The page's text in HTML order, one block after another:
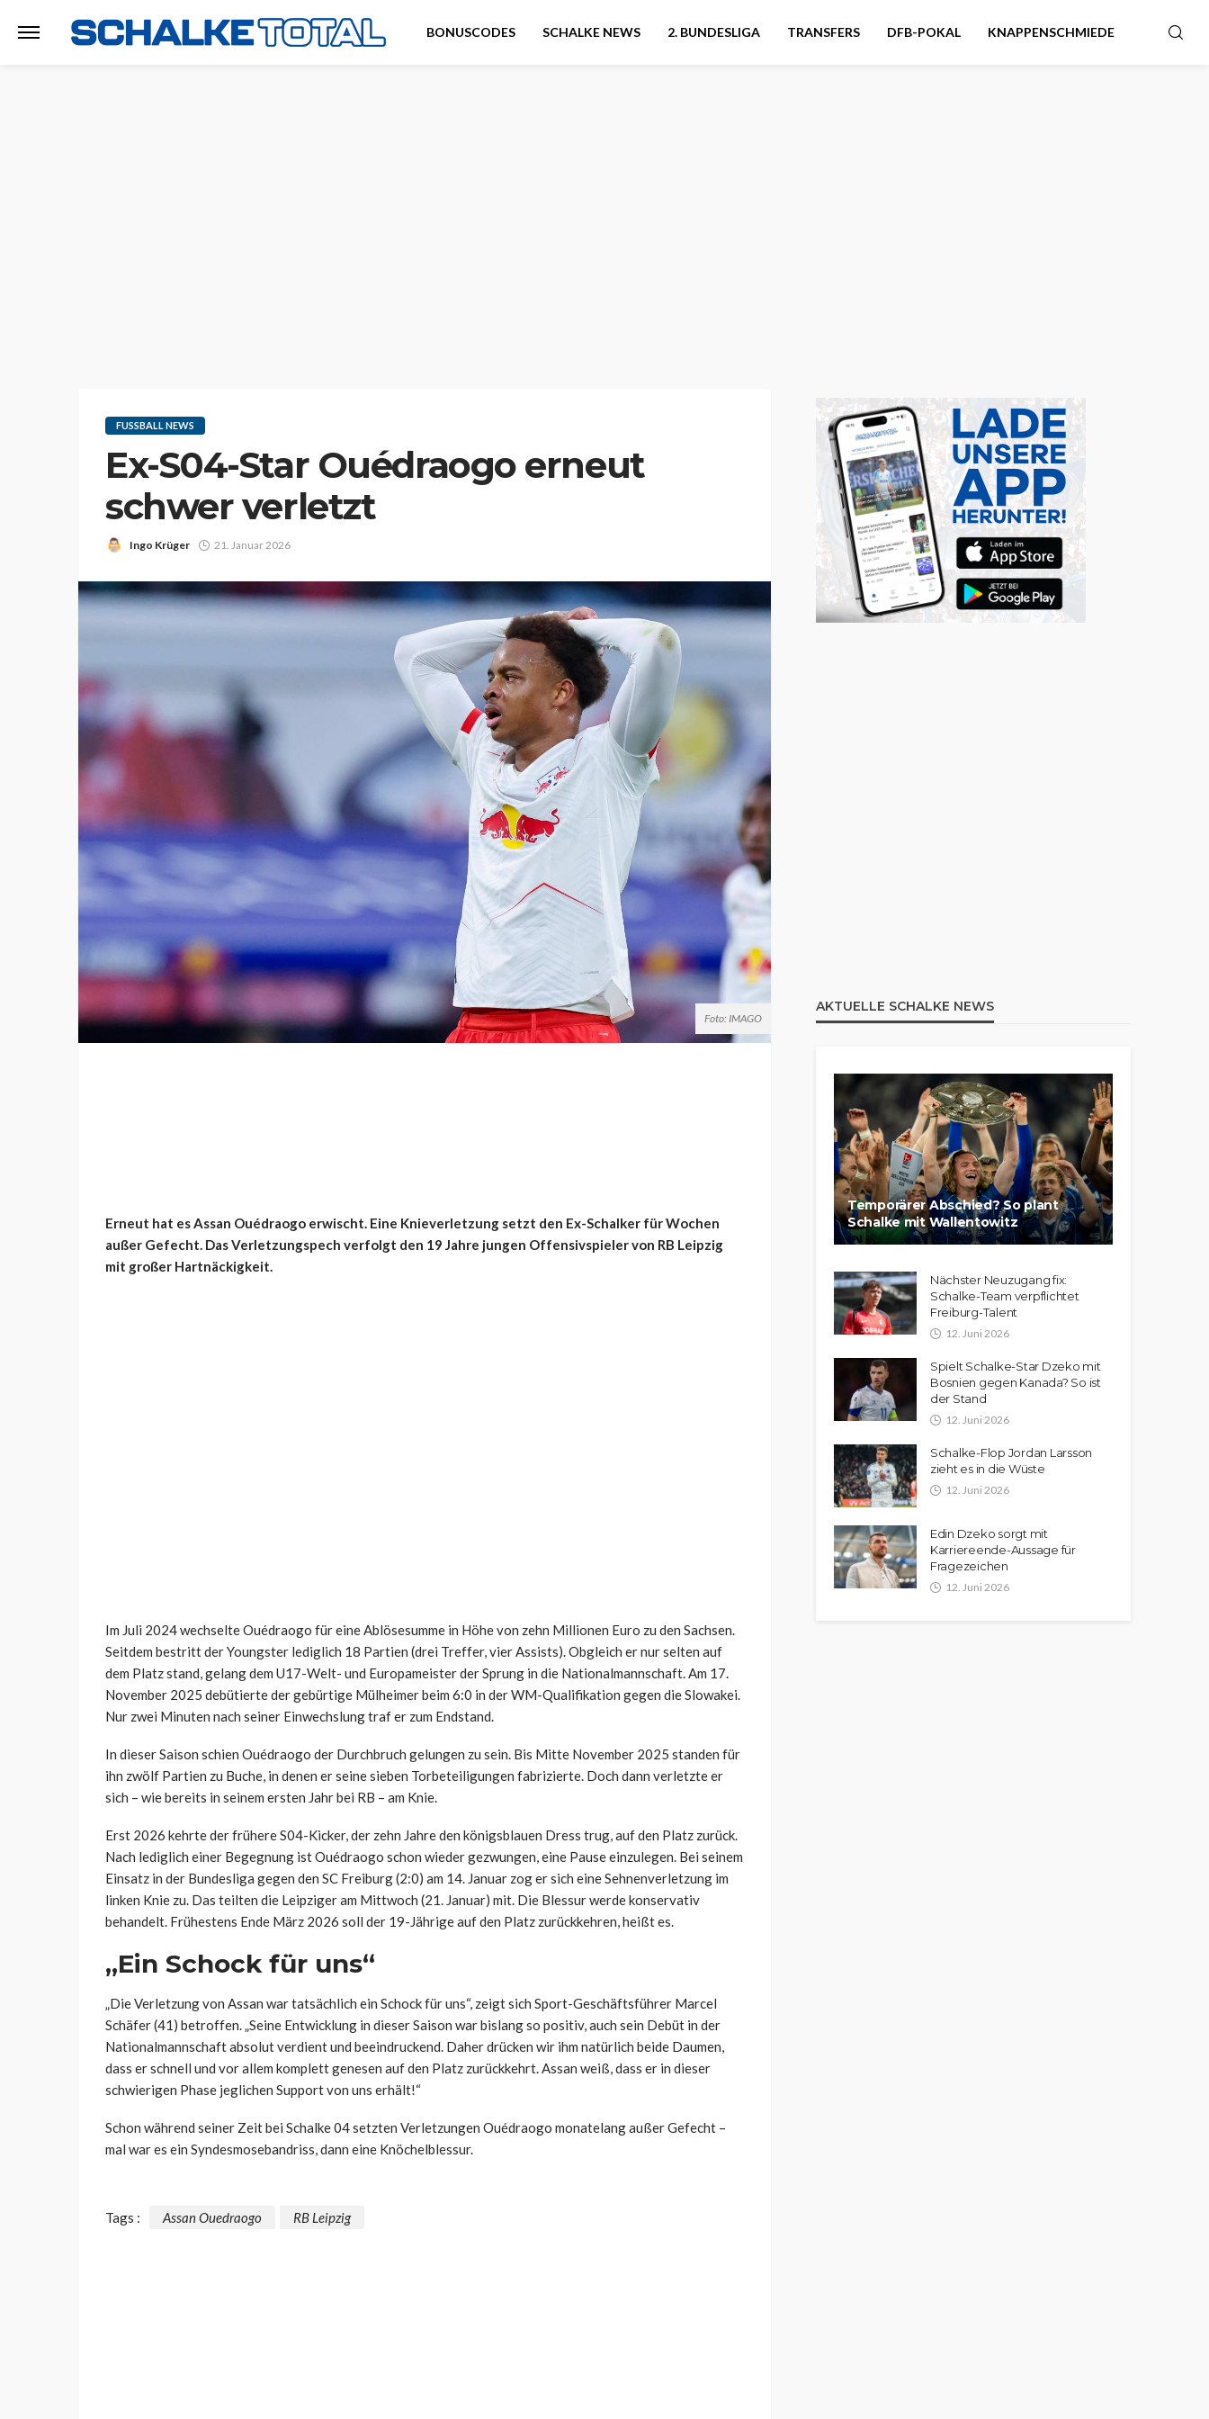
BONUSCODES SCHALKE NEWS 2. BUNDESLIGA TRANSFERS DFB-POKAL KNAPPENSCHMIEDE
FUSSBALL NEWS
Ex-S04-Star Ouédraogo erneut
schwer verletzt
Ingo Krüger 21. Januar 2026
Foto: IMAGO
Erneut hat es Assan Ouédraogo erwischt. Eine Knieverletzung setzt den Ex-Schalker für Wochen
außer Gefecht. Das Verletzungspech verfolgt den 19 Jahre jungen Offensivspieler von RB Leipzig
mit großer Hartnäckigkeit.
Im Juli 2024 wechselte Ouédraogo für eine Ablösesumme in Höhe von zehn Millionen Euro zu den Sachsen.
Seitdem bestritt der Youngster lediglich 18 Partien (drei Treffer, vier Assists). Obgleich er nur selten auf
dem Platz stand, gelang dem U17-Welt- und Europameister der Sprung in die Nationalmannschaft. Am 17.
November 2025 debütierte der gebürtige Mülheimer beim 6:0 in der WM-Qualifikation gegen die Slowakei.
Nur zwei Minuten nach seiner Einwechslung traf er zum Endstand.
In dieser Saison schien Ouédraogo der Durchbruch gelungen zu sein. Bis Mitte November 2025 standen für
ihn zwölf Partien zu Buche, in denen er seine sieben Torbeteiligungen fabrizierte. Doch dann verletzte er
sich – wie bereits in seinem ersten Jahr bei RB – am Knie.
Erst 2026 kehrte der frühere S04-Kicker, der zehn Jahre den königsblauen Dress trug, auf den Platz zurück.
Nach lediglich einer Begegnung ist Ouédraogo schon wieder gezwungen, eine Pause einzulegen. Bei seinem
Einsatz in der Bundesliga gegen den SC Freiburg (2:0) am 14. Januar zog er sich eine Sehnenverletzung im
linken Knie zu. Das teilten die Leipziger am Mittwoch (21. Januar) mit. Die Blessur werde konservativ
behandelt. Frühestens Ende März 2026 soll der 19-Jährige auf den Platz zurückkehren, heißt es.
„Ein Schock für uns“
„Die Verletzung von Assan war tatsächlich ein Schock für uns“, zeigt sich Sport-Geschäftsführer Marcel
Schäfer (41) betroffen. „Seine Entwicklung in dieser Saison war bislang so positiv, auch sein Debüt in der
Nationalmannschaft absolut verdient und beeindruckend. Daher drücken wir ihm natürlich beide Daumen,
dass er schnell und vor allem komplett genesen auf den Platz zurückkehrt. Assan weiß, dass er in dieser
schwierigen Phase jeglichen Support von uns erhält!“
Schon während seiner Zeit bei Schalke 04 setzten Verletzungen Ouédraogo monatelang außer Gefecht –
mal war es ein Syndesmosebandriss, dann eine Knöchelblessur.
Tags : Assan Ouedraogo RB Leipzig
AKTUELLE SCHALKE NEWS
Temporärer Abschied? So plant
Schalke mit Wallentowitz
Nächster Neuzugang fix:
Schalke-Team verpflichtet
Freiburg-Talent
12. Juni 2026
Spielt Schalke-Star Dzeko mit
Bosnien gegen Kanada? So ist
der Stand
12. Juni 2026
Schalke-Flop Jordan Larsson
zieht es in die Wüste
12. Juni 2026
Edin Dzeko sorgt mit
Karriereende-Aussage für
Fragezeichen
12. Juni 2026